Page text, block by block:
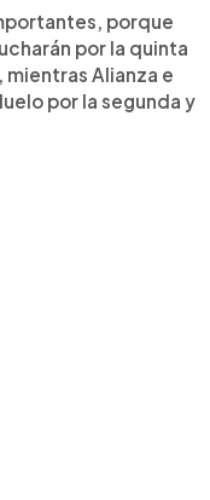
porque
por la quinta
Alianza e
por la segunda y